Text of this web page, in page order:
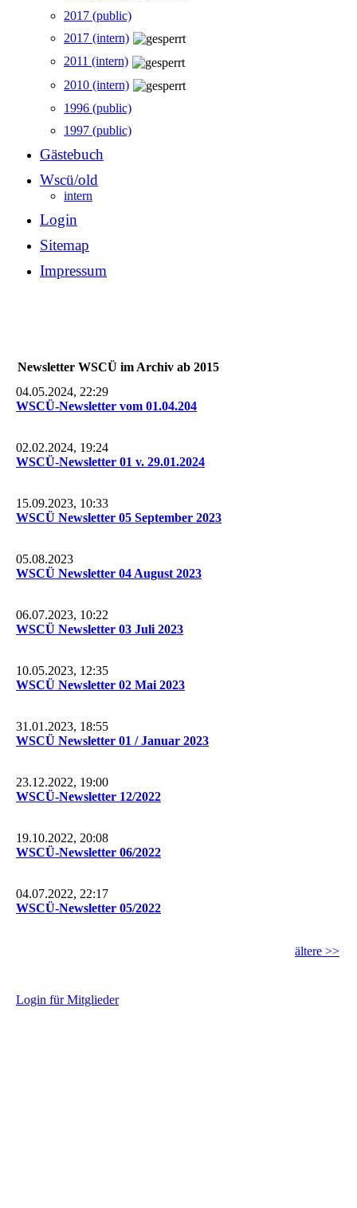
2017 (public)
2017 (intern)
2011 (intern)
2010 (intern)
1996 (public)
1997 (public)
Gästebuch
Wscü/old
intern
Login
Sitemap
Impressum
Newsletter WSCÜ im Archiv ab 2015
04.05.2024, 22:29
WSCÜ-Newsletter vom 01.04.204
02.02.2024, 19:24
WSCÜ-Newsletter 01 v. 29.01.2024
15.09.2023, 10:33
WSCÜ Newsletter 05 September 2023
05.08.2023
WSCÜ Newsletter 04 August 2023
06.07.2023, 10:22
WSCÜ Newsletter 03 Juli 2023
10.05.2023, 12:35
WSCÜ Newsletter 02 Mai 2023
31.01.2023, 18:55
WSCÜ Newsletter 01 / Januar 2023
23.12.2022, 19:00
WSCÜ-Newsletter 12/2022
19.10.2022, 20:08
WSCÜ-Newsletter 06/2022
04.07.2022, 22:17
WSCÜ-Newsletter 05/2022
ältere >>
Login für Mitglieder